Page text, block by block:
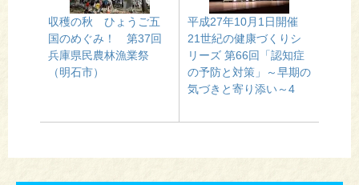
収穫の秋 ひょうご五
国のめぐみ！ 第37回
兵庫県民農林漁業祭
（明石市）
平成27年10月1日開催
21世紀の健康づくりシ
リーズ 第66回「認知症
の予防と対策」～早期の
気づきと寄り添い～4